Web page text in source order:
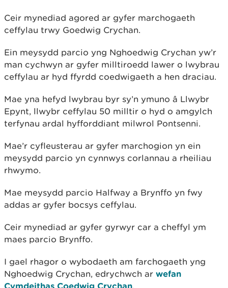
Ceir mynediad agored ar gyfer marchogaeth
ceffylau trwy Goedwig Crychan.
Ein meysydd parcio yng Nghoedwig Crychan yw’r
man cychwyn ar gyfer milltiroedd lawer o lwybrau
ceffylau ar hyd ffyrdd coedwigaeth a hen draciau.
Mae yna hefyd lwybrau byr sy’n ymuno â Llwybr
Epynt, llwybr ceffylau 50 milltir o hyd o amgylch
terfynau ardal hyfforddiant milwrol Pontsenni.
Mae’r cyfleusterau ar gyfer marchogion yn ein
meysydd parcio yn cynnwys corlannau a rheiliau
rhwymo.
Mae meysydd parcio Halfway a Brynffo yn fwy
addas ar gyfer bocsys ceffylau.
Ceir mynediad ar gyfer gyrwyr car a cheffyl ym
maes parcio Brynffo.
I gael rhagor o wybodaeth am farchogaeth yng
Nghoedwig Crychan, edrychwch ar wefan
Cymdeithas Coedwig Crychan.